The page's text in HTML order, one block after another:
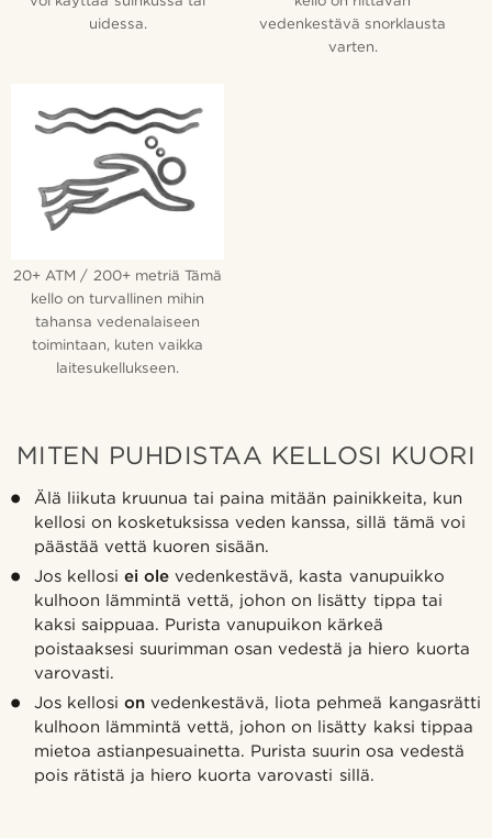
uidessa.
vedenkestävä snorklausta
varten.
20+ ATM / 200+ metriä Tämä
kello on turvallinen mihin
tahansa vedenalaiseen
toimintaan, kuten vaikka
laitesukellukseen.
MITEN PUHDISTAA KELLOSI KUORI
Älä liikuta kruunua tai paina mitään painikkeita, kun
kellosi on kosketuksissa veden kanssa, sillä tämä voi
päästää vettä kuoren sisään.
Jos kellosiei ole vedenkestävä, kasta vanupuikko
kulhoon lämmintä vettä, johon on lisätty tippa tai
kaksi saippuaa. Purista vanupuikon kärkeä
poistaaksesi suurimman osan vedestä ja hiero kuorta
varovasti.
Jos kellosion vedenkestävä, liota pehmeä kangasrätti
kulhoon lämmintä vettä, johon on lisätty kaksi tippaa
mietoa astianpesuainetta. Purista suurin osa vedestä
pois rätistä ja hiero kuorta varovasti sillä.